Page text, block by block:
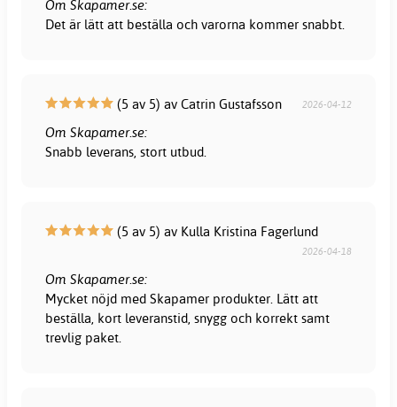
Om Skapamer.se:
Det är lätt att beställa och varorna kommer snabbt.
(5 av 5) av Catrin Gustafsson 2026-04-12
Om Skapamer.se:
Snabb leverans, stort utbud.
(5 av 5) av Kulla Kristina Fagerlund
2026-04-18
Om Skapamer.se:
Mycket nöjd med Skapamer produkter. Lätt att
beställa, kort leveranstid, snygg och korrekt samt
trevlig paket.